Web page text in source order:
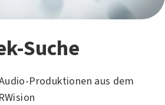
Suche
Produktionen aus dem